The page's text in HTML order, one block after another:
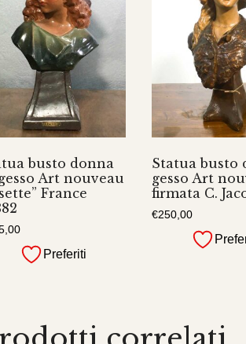
busto donna
Art nouveau
France
Preferiti
Statua busto
gesso Art
firmata C.
€250,00